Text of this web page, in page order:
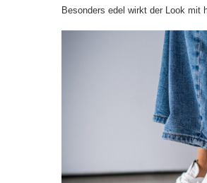
Besonders edel wirkt der Look mit